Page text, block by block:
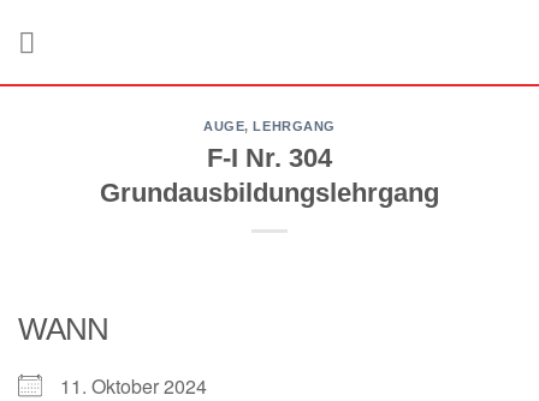
AUGE,LEHRGANG
F-I Nr. 304
Grundausbildungslehrgang
WANN
11. Oktober 2024